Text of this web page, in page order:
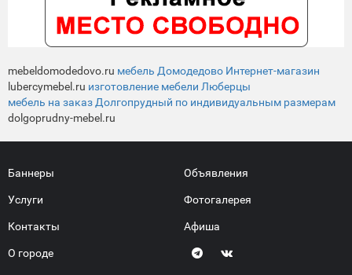
mebeldomodedovo.ru мебель Домодедово Интернет-магазин
lubercymebel.ru изготовление мебели Люберцы
мебель на заказ Долгопрудный по индивидуальным размерам
dolgoprudny-mebel.ru
Баннеры
Услуги
Контакты
О городе
Объявления
Фотогалерея
Афиша